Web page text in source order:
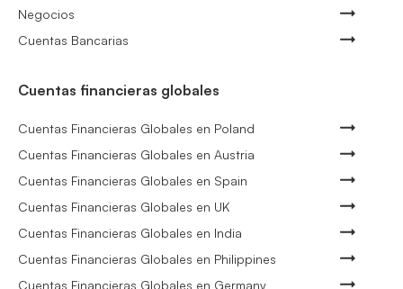
Negocios
Cuentas Bancarias
Cuentas financieras globales
Cuentas Financieras Globales en Poland
Cuentas Financieras Globales en Austria
Cuentas Financieras Globales en Spain
Cuentas Financieras Globales en UK
Cuentas Financieras Globales en India
Cuentas Financieras Globales en Philippines
Cuentas Financieras Globales en Germany